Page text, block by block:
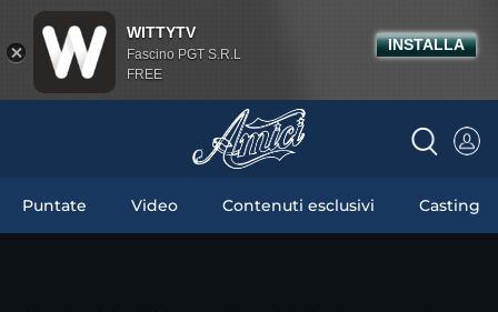
Puntate Video Contenuti esclusivi Casting
WITTYTV
Fascino PGT S.R.L
FREE
INSTALLA